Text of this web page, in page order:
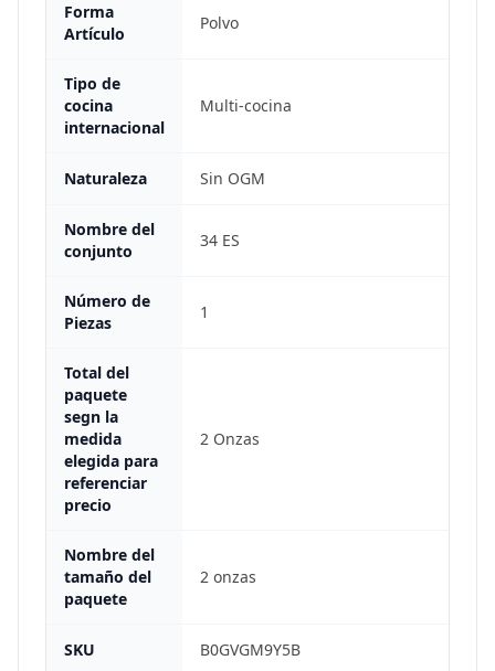
Forma
Artículo
Polvo
Tipo de
cocina
internacional
Multi-cocina
Naturaleza Sin OGM
Nombre del
conjunto
34 ES
Número de
Piezas
1
Total del
paquete
segn la
medida
elegida para
referenciar
precio
2 Onzas
Nombre del
tamaño del
paquete
2 onzas
SKU B0GVGM9Y5B